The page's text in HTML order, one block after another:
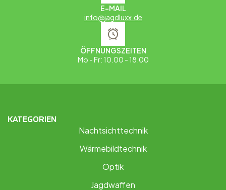
E-MAIL
info@jagdluxx.de
ÖFFNUNGSZEITEN
Mo - Fr: 10.00 - 18.00
KATEGORIEN
Nachtsichttechnik
Wärmebildtechnik
Optik
Jagdwaffen